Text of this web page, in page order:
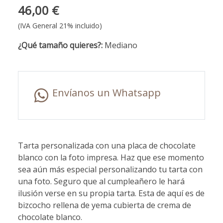
46,00 €
(IVA General 21% incluido)
¿Qué tamaño quieres?: Mediano
Envíanos un Whatsapp
Tarta personalizada con una placa de chocolate
blanco con la foto impresa. Haz que ese momento
sea aún más especial personalizando tu tarta con
una foto. Seguro que al cumpleañero le hará
ilusión verse en su propia tarta. Esta de aquí es de
bizcocho rellena de yema cubierta de crema de
chocolate blanco.